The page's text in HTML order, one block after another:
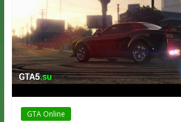
GTA Online